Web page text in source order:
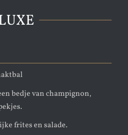
bedje van champignon,
frites en salade.